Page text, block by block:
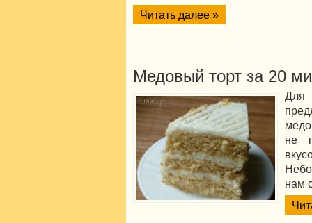
Читать далее »
Медовый торт за 20
не
нам